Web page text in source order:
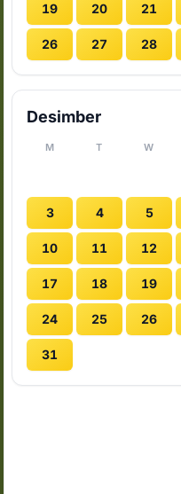
19 20 21
26 27 28
Desimber
M T W
3 4 5
10 11 12
17 18 19
24 25 26
31